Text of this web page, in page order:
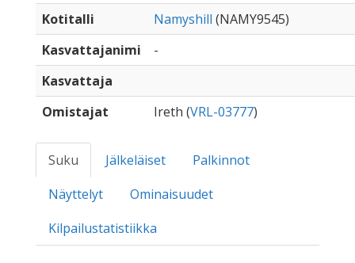
Kotitalli
Namyshill (NAMY9545)
Kasvattajanimi
-
Kasvattaja
Omistajat
Ireth (VRL-03777)
Suku Jälkeläiset
Palkinnot
Näyttelyt
Ominaisuudet
Kilpailustatistiikka